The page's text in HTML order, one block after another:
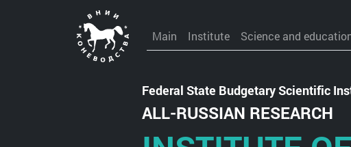
Main Institute Science and
Federal State Budgetary Scientific
ALL-RUSSIAN RESEARCH